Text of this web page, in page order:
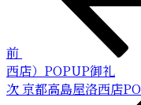
ゲ
ー
前
西店）POPUP御礼
次
次 京都高島屋洛西店